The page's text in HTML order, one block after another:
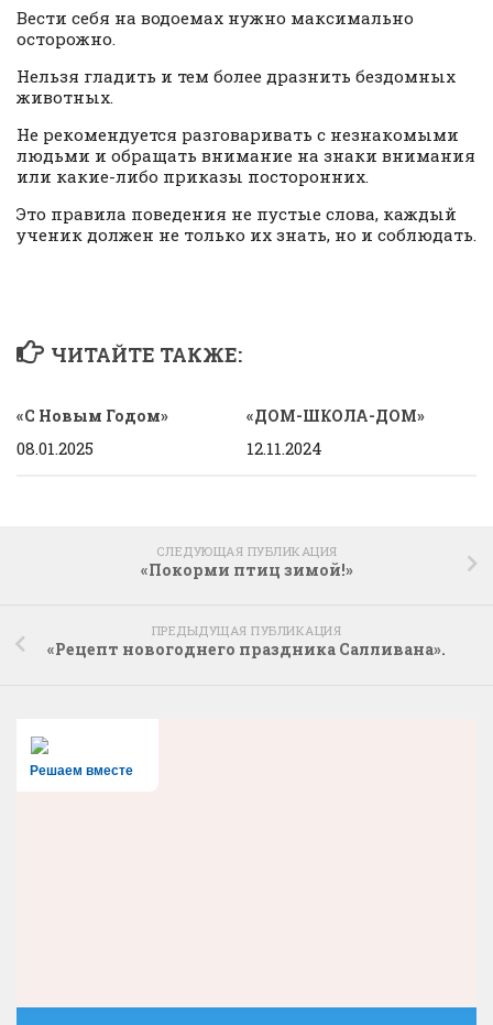
Вести себя на водоемах нужно максимально
осторожно.
Нельзя гладить и тем более дразнить бездомных
животных.
Не рекомендуется разговаривать с незнакомыми
людьми и обращать внимание на знаки внимания
или какие-либо приказы посторонних.
Это правила поведения не пустые слова, каждый
ученик должен не только их знать, но и соблюдать.
ЧИТАЙТЕ ТАКЖЕ:
«С Новым Годом»
08.01.2025
«ДОМ-ШКОЛА-ДОМ»
12.11.2024
СЛЕДУЮЩАЯ ПУБЛИКАЦИЯ
«Покорми птиц зимой!»
ПРЕДЫДУЩАЯ ПУБЛИКАЦИЯ
«Рецепт новогоднего праздника Салливана».
Решаем вместе